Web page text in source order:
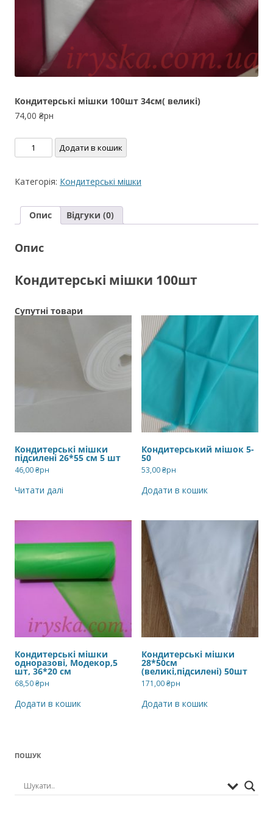
Кондитерські мішки 100шт 34см( великі)
74,00 ₴рн
Кондитерські
мішки
34см(
кількість
Додати в кошик
Категорія: Кондитерські мішки
Опис Відгуки (0)
Опис
Кондитерські мішки 100шт
Супутні товари
Кондитерські мішки
підсилені 26*55 см 5 шт
46,00₴рн
Читати далі
Кондитерський мішок 5-
50
53,00₴рн
Додати в кошик
Кондитерські мішки
одноразові, Модекор,5
шт, 36*20 см
68,50₴рн
Додати в кошик
Кондитерські мішки
28*50см
(великі,підсилені) 50шт
171,00₴рн
Додати в кошик
ПОШУК